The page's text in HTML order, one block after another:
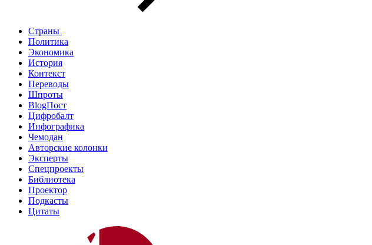
Страны
Политика
Экономика
История
Контекст
Переводы
Шпроты
BlogПост
Цифробалт
Инфографика
Чемодан
Авторские колонки
Эксперты
Спецпроекты
Библиотека
Проектор
Подкасты
Цитаты